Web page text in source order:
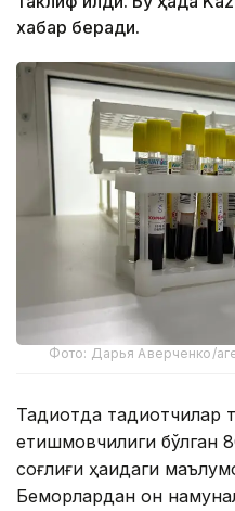
хабар беради.
Фото: Дарья Аверченко/
Тадқиқотда
етишмовчилиги бўлган
соғлиғи ҳақидаги
Беморлардан қон